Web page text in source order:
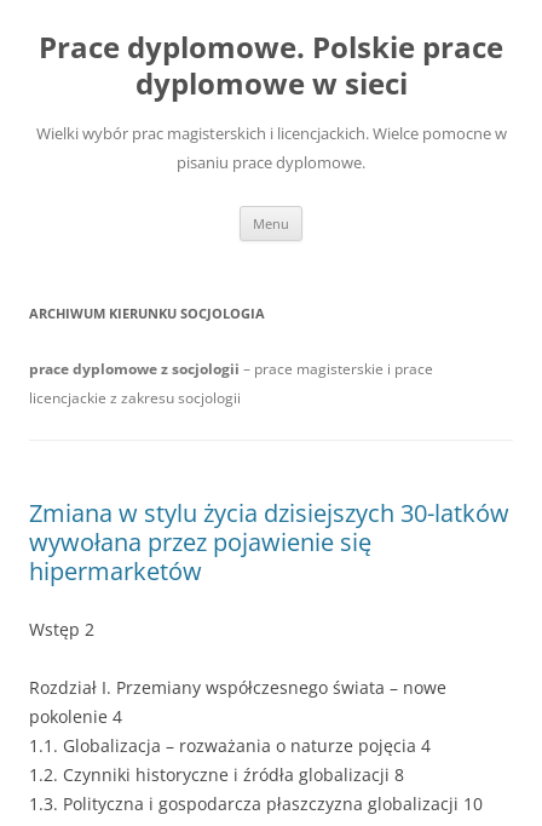
treści
Prace dyplomowe. Polskie prace
dyplomowe w sieci
Wielki wybór prac magisterskich i licencjackich. Wielce pomocne w
pisaniu prace dyplomowe.
Menu
ARCHIWUM KIERUNKU SOCJOLOGIA
prace dyplomowe z socjologii – prace magisterskie i prace
licencjackie z zakresu socjologii
Zmiana w stylu życia dzisiejszych 30-latków
wywołana przez pojawienie się
hipermarketów
Wstęp 2
Rozdział I. Przemiany współczesnego świata – nowe
pokolenie 4
1.1. Globalizacja – rozważania o naturze pojęcia 4
1.2. Czynniki historyczne i źródła globalizacji 8
1.3. Polityczna i gospodarcza płaszczyzna globalizacji 10